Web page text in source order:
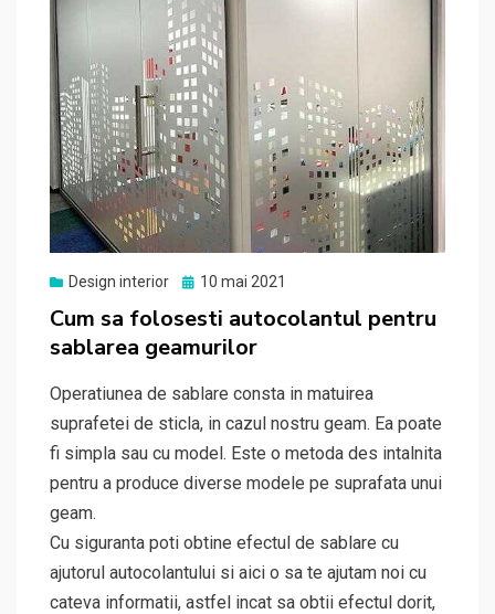
Design interior
Posted
10 mai 2021
Cum sa folosesti autocolantul pentru
sablarea geamurilor
Operatiunea de sablare consta in matuirea
suprafetei de sticla, in cazul nostru geam. Ea poate
fi simpla sau cu model. Este o metoda des intalnita
pentru a produce diverse modele pe suprafata unui
geam.
Cu siguranta poti obtine efectul de sablare cu
ajutorul autocolantului si aici o sa te ajutam noi cu
cateva informatii, astfel incat sa obtii efectul dorit,